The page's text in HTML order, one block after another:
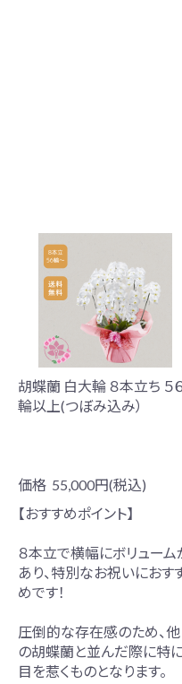
胡蝶蘭 白大輪 ８本立ち ５
輪以上(つぼみ込み）
価格 55,000円(税込)
【おすすめポイント】
８本立で横幅にボリューム
あり、特別なお祝いにおす
めです！
圧倒的な存在感のため、他
の胡蝶蘭と並んだ際に特
目を惹くものとなります。